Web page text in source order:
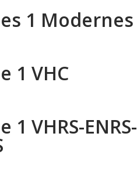
1 Modernes
1 VHC
1 VHRS-ENRS-